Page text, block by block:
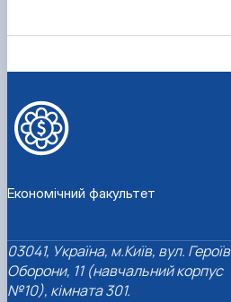
Економічний факультет
03041, Україна, м.Київ, вул. Героїв
Оборони, 11 (навчальний корпус
№10), кімната 301.